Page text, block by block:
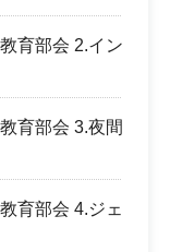
育部会 2.イン
育部会 3.夜間
育部会 4.ジェ